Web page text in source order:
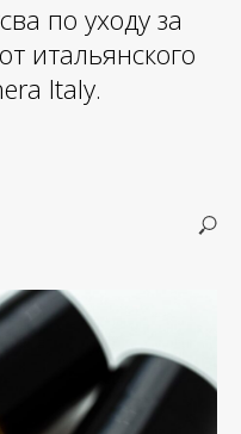
по уходу за
итальянского
Italy.